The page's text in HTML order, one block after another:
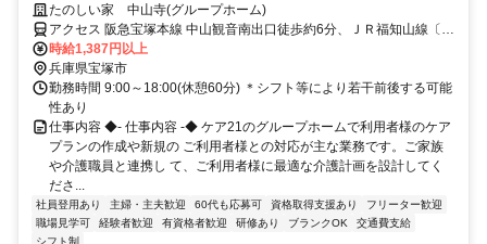
します。＞ケア21が運営するグループホームで計画作成担当者のお仕
事！介護も少しお手伝いいただくので現場の実状の理解にも繋がりま
す。
たのしい家 中山寺(グループホーム)
アクセス 阪急宝塚本線 中山観音南出口徒歩約6分、ＪＲ福知山線〔宝
塚線〕 中山寺南口徒歩約9分、阪急宝塚本線 売布神社東改札口徒歩約
14分 JR宝塚線「中山寺」駅から徒歩約6分
時給1,387円以上
兵庫県宝塚市
勤務時間 9:00～18:00(休憩60分) ＊シフト等により若干前後する可能
性あり
仕事内容 ◆- 仕事内容 -◆ ケア21のグループホームで利用者様のケア
プランの作成や新規の ご利用者様との対応が主な業務です。ご家族
や介護職員と連携し て、ご利用者様に最適な介護計画を設計してく
ださ...
社員登用あり 主婦・主夫歓迎 60代も応募可 資格取得支援あり
フリーター歓迎
職場見学可
経験者歓迎 有資格者歓迎 研修あり ブランクOK
交通費支給
シフト制